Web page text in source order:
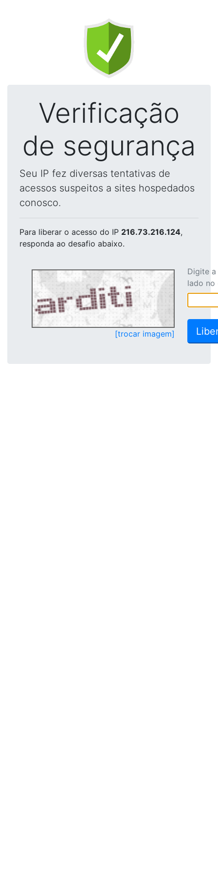
Verificação
de segurança
Seu IP fez diversas tentativas de
acessos suspeitos a sites hospedados
conosco.
Para liberar o acesso do IP 216.73.216.124,
responda ao desafio abaixo.
[trocar imagem]
Digite
lado no